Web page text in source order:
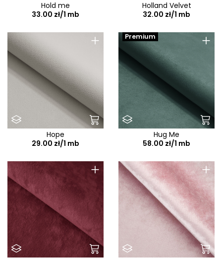
Hold me
33.00 zł/1 mb
Holland Velvet
32.00 zł/1 mb
+
Hope
29.00 zł/1 mb
+
Premium
Hug Me
58.00 zł/1 mb
+ +